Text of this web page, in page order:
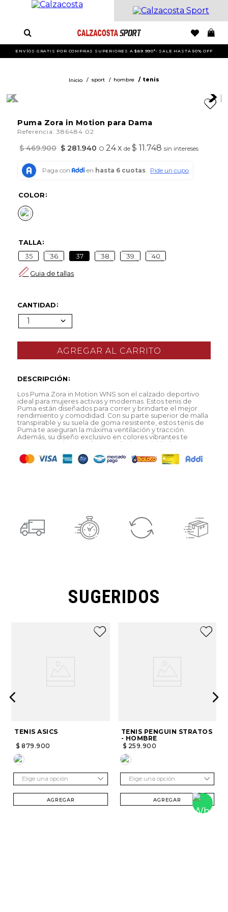
ENVÍOS GRATIS POR COMPRAS SUPERIORES A $89.990*- SALE HASTA 50% OFF
sport hombre tenis
Puma Zora in Motion para Dama
Referencia :386484 02
$ 469.900 $ 281.940 O 24x de$ 11.748 sin intereses
COLOR
TALLA
35 36 37 38 39 40
Guia de tallas
CANTIDAD
1
DESCRIPCIÓN
Los Puma Zora in Motion WNS son el calzado deportivo
ideal para mujeres activas y modernas. Estos tenis de
Puma están diseñados para correr y brindarte el mejor
rendimiento y comodidad. Con su parte superior de malla
transpirable y su suela de goma resistente, estos tenis de
Puma te aseguran la máxima ventilación y tracción.
Además, su diseño exclusivo en colores vibrantes te
asegura que destacarás en cualquier actividad que
SUGERIDOS
TENIS ASICS
$ 879.900
Elige una opción
AGREGAR
TENIS PENGUIN STRATOS
- HOMBRE
$ 259.900
Elige una opción
AGREGAR